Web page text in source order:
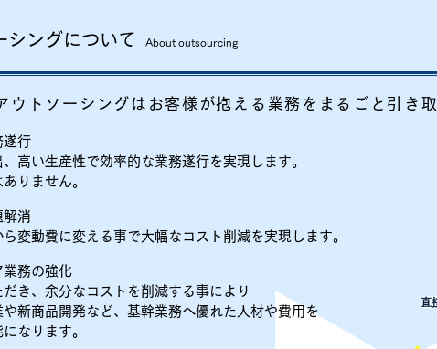
シングについて About outsourcing
ウトソーシングはお客様が抱える業務をまるごと引き
直
遂行
高い生産性で効率的な業務遂行を実現します。
りません。
解消
変動費に変える事で大幅なコスト削減を実現します。
業務の強化
き、余分なコストを削減する事により
新商品開発など、基幹業務へ優れた人材や費用を
なります。